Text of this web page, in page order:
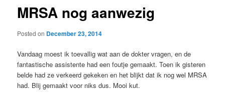
MRSA nog aanwezig
Posted on December 23, 2014
Vandaag moest ik toevallig wat aan de dokter vragen, en de
fantastische assistente had een foutje gemaakt. Toen ik gisteren
belde had ze verkeerd gekeken en het blijkt dat ik nog wel MRSA
had. Blij gemaakt voor niks dus. Mooi kut.